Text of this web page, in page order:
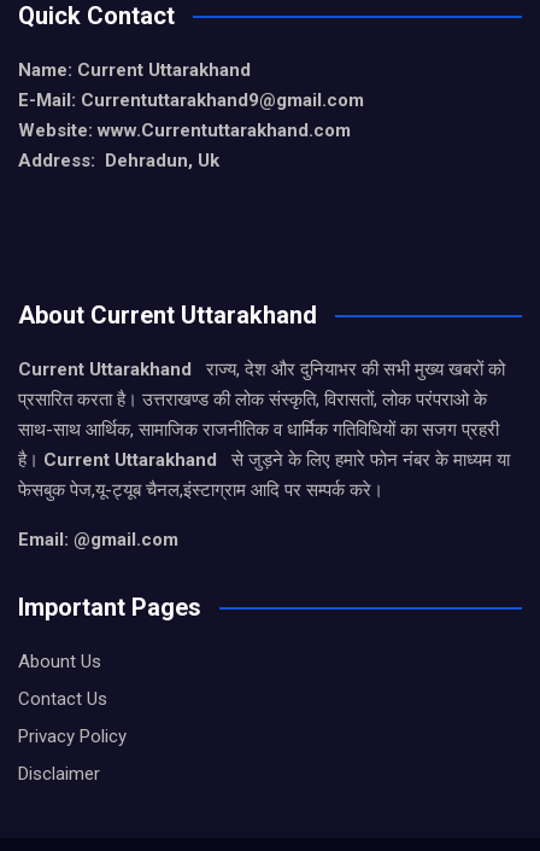
Quick Contact
Name: Current Uttarakhand
E-Mail: Currentuttarakhand9@gmail.com
Website: www.Currentuttarakhand.com
Address: Dehradun, Uk
About Current Uttarakhand
Current Uttarakhand
राज्य, देश और दुनियाभर की सभी मुख्य खबरों को
प्रसारित करता है। उत्तराखण्ड की लोक संस्कृति, विरासतों, लोक परंपराओ के
साथ-साथ आर्थिक, सामाजिक राजनीतिक व धार्मिक गतिविधियों का सजग प्रहरी
है। Current Uttarakhand
से जुड़ने के लिए हमारे फोन नंबर के माध्यम या
फेसबुक पेज,यू-ट्यूब चैनल,इंस्टाग्राम आदि पर सम्पर्क करे।
Email: @gmail.com
Important Pages
Abount Us
Contact Us
Privacy Policy
Disclaimer